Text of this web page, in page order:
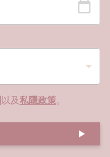
以及私隱政策。